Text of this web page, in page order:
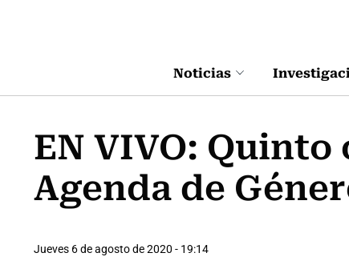
Noticias
EN VIVO:
Agenda de
Jueves 6 de agosto de 2020 - 19:14